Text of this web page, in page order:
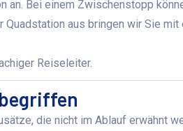
an. Bei einem Zwischenstopp
Quadstation aus bringen wir Sie mit
Reiseleiter.
die nicht im Ablauf erwähnt